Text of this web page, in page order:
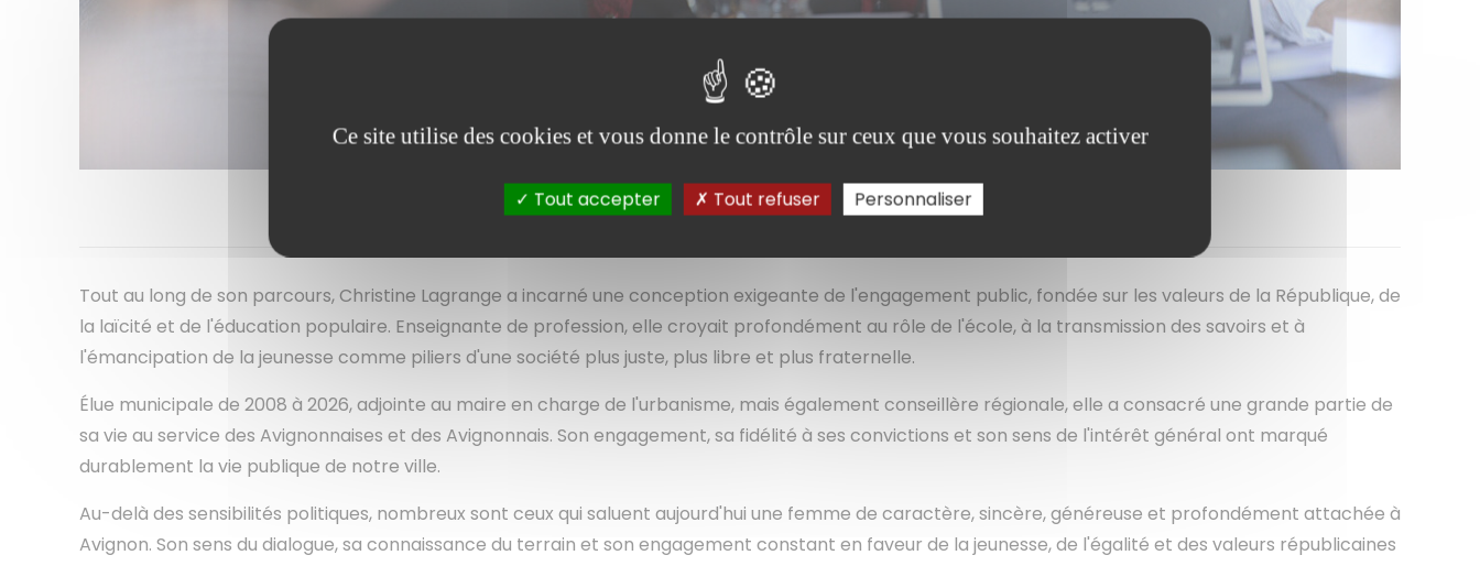
Tout au long de son parcours, Christine Lagrange a incarné une conception exigeante de l'engagement public, fondée sur les valeurs de la République, de
la laïcité et de l'éducation populaire. Enseignante de profession, elle croyait profondément au rôle de l'école, à la transmission des savoirs et à
l'émancipation de la jeunesse comme piliers d'une société plus juste, plus libre et plus fraternelle.
Élue municipale de 2008 à 2026, adjointe au maire en charge de l'urbanisme, mais également conseillère régionale, elle a consacré une grande partie de
sa vie au service des Avignonnaises et des Avignonnais. Son engagement, sa fidélité à ses convictions et son sens de l'intérêt général ont marqué
durablement la vie publique de notre ville.
Au-delà des sensibilités politiques, nombreux sont ceux qui saluent aujourd'hui une femme de caractère, sincère, généreuse et profondément attachée à
Avignon. Son sens du dialogue, sa connaissance du terrain et son engagement constant en faveur de la jeunesse, de l'égalité et des valeurs républicaines
Ce site utilise des cookies et vous donne le contrôle sur ceux que vous souhaitez activer
Tout accepter Tout refuser Personnaliser